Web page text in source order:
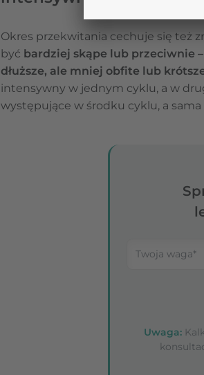
Okres przekwitania cechuje się też
być bardziej skąpe lub przeciwnie
dłuższe, ale mniej obfite lub
intensywny w jednym cyklu, a w
występujące w środku cyklu, a sama
Uwaga: